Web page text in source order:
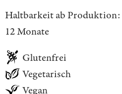
Haltbarkeit ab Produktion:
12 Monate
Glutenfrei
Vegetarisch
Vegan